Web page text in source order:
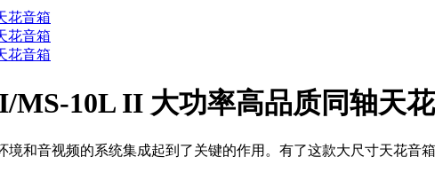
10L II 大功率高品质同轴天
和音视频的系统集成起到了关键的作用。有了这款大尺寸天花音